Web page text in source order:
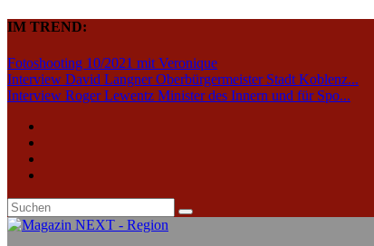
IM TREND:
Fotoshooting 10/2021 mit Veronique
Interview David Langner Oberbürgermeister Stadt Koblenz...
Interview Roger Lewentz Minister des Innern und für Spo...